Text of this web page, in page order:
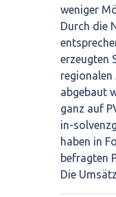
weniger
Durch die
erzeugten
abgebaut
ganz auf
in-
haben in
befragten
Die